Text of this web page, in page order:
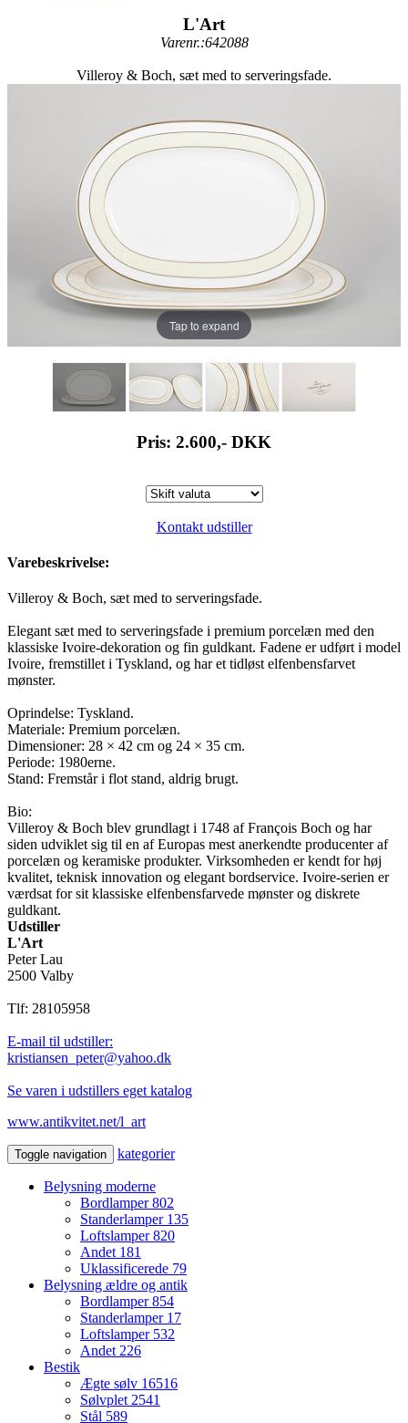
L'Art
Varenr.:642088
Villeroy & Boch, sæt med to serveringsfade.
Tap to expand
Pris: 2.600,- DKK
Kontakt udstiller
Varebeskrivelse:
Villeroy & Boch, sæt med to serveringsfade.
Elegant sæt med to serveringsfade i premium porcelæn med den
klassiske Ivoire-dekoration og fin guldkant. Fadene er udført i model
Ivoire, fremstillet i Tyskland, og har et tidløst elfenbensfarvet
mønster.
Oprindelse: Tyskland.
Materiale: Premium porcelæn.
Dimensioner: 28 × 42 cm og 24 × 35 cm.
Periode: 1980erne.
Stand: Fremstår i flot stand, aldrig brugt.
Bio:
Villeroy & Boch blev grundlagt i 1748 af François Boch og har
siden udviklet sig til en af Europas mest anerkendte producenter af
porcelæn og keramiske produkter. Virksomheden er kendt for høj
kvalitet, teknisk innovation og elegant bordservice. Ivoire-serien er
værdsat for sit klassiske elfenbensfarvede mønster og diskrete
guldkant.
Udstiller
L'Art
Peter Lau
2500 Valby
Tlf: 28105958
E-mail til udstiller:
kristiansen_peter@yahoo.dk
Se varen i udstillers eget katalog
www.antikvitet.net/l_art
Toggle navigation kategorier
Belysning moderne
Bordlamper802
Standerlamper 135
Loftslamper820
Andet 181
Uklassificerede 79
Belysning ældre og antik
Bordlamper854
Standerlamper 17
Loftslamper 532
Andet226
Bestik
Ægte sølv 16516
Sølvplet2541
Stål 589